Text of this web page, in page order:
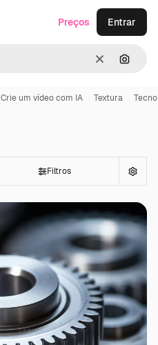
Limpar
Preços Entrar
Crie um vídeo com IA Textura
Filtros